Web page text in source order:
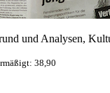
und Analysen,
38,90